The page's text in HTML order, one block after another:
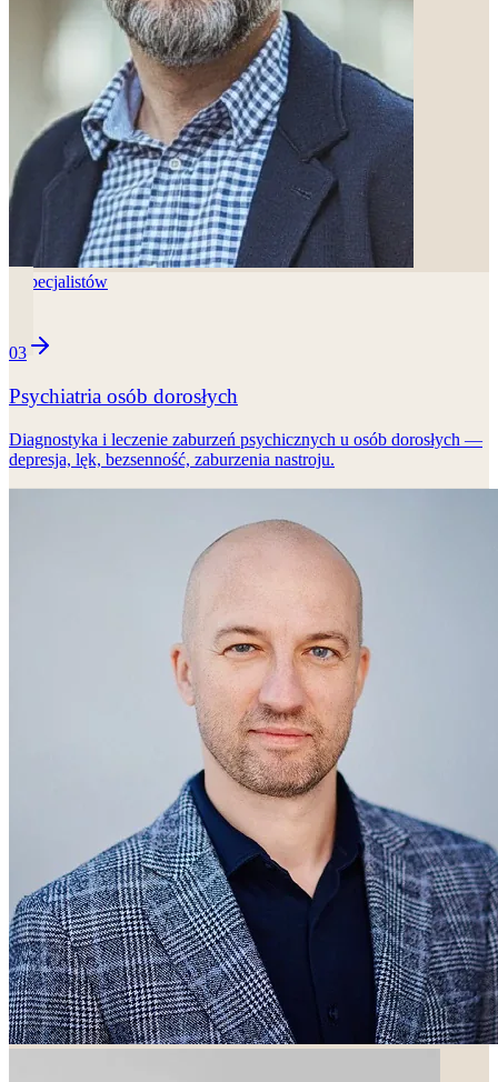
specjalistów
03
Psychiatria osób dorosłych
Diagnostyka i leczenie zaburzeń psychicznych u osób dorosłych —
depresja, lęk, bezsenność, zaburzenia nastroju.